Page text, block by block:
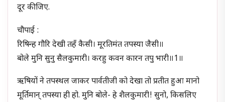
दूर कीजिए.
चौपाई :
रिषिन्ह गौरि देखी तहँ कैसी। मूरतिमंत तपस्या जैसी॥
बोले मुनि सुनु सैलकुमारी। करहु कवन कारन तपु भारी॥1॥
ऋषियों ने तपस्थल जाकर पार्वतीजी को देखा तो प्रतीत हुआ मानो
मूर्तिमान्‌ तपस्या ही हो. मुनि बोले- हे शैलकुमारी! सुनो, किसलिए